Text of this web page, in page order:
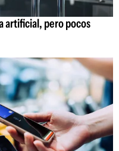
artificial, pero pocos